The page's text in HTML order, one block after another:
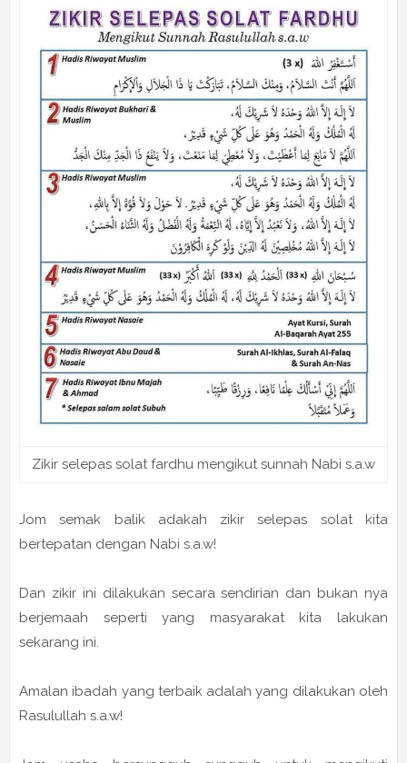
Zikir selepas solat fardhu mengikut sunnah Nabi s.a.w
Jom semak balik adakah zikir selepas solat kita
bertepatan dengan Nabi s.a.w!
Dan zikir ini dilakukan secara sendirian dan bukan nya
berjemaah seperti yang masyarakat kita lakukan
sekarang ini.
Amalan ibadah yang terbaik adalah yang dilakukan oleh
Rasulullah s.a.w!